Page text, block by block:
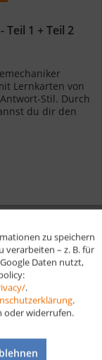
1 + Teil 2
Lernkarten von
Stil. Durch
du dir den
Aktiv
Aktiv
zu speichern
verarbeiten – z. B. für
Daten nutzt,
.
.
oder widerrufen.